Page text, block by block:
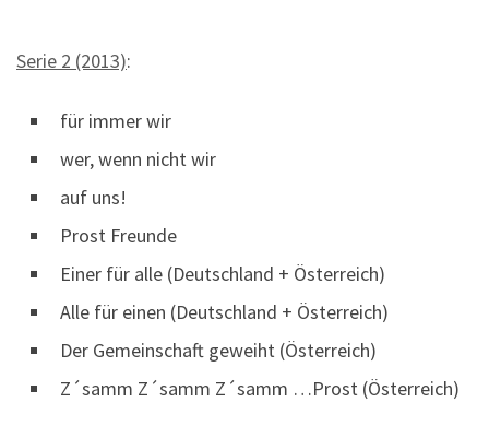
Serie 2 (2013):
für immer wir
wer, wenn nicht wir
auf uns!
Prost Freunde
Einer für alle (Deutschland + Österreich)
Alle für einen (Deutschland + Österreich)
Der Gemeinschaft geweiht (Österreich)
Z´samm Z´samm Z´samm …Prost (Österreich)